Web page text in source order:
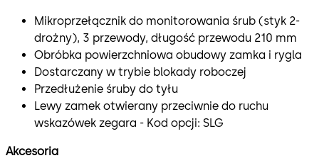
Mikroprzełącznik do monitorowania śrub (styk 2-
drożny), 3 przewody, długość przewodu 210 mm
Obróbka powierzchniowa obudowy zamka i rygla
Dostarczany w trybie blokady roboczej
Przedłużenie śruby do tyłu
Lewy zamek otwierany przeciwnie do ruchu
wskazówek zegara - Kod opcji: SLG
Akcesoria